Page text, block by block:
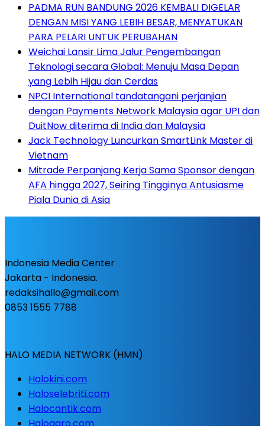
PADMA RUN BANDUNG 2026 KEMBALI DIGELAR
DENGAN MISI YANG LEBIH BESAR, MENYATUKAN
PARA PELARI UNTUK PERUBAHAN
Weichai Lansir Lima Jalur Pengembangan
Teknologi secara Global: Menuju Masa Depan
yang Lebih Hijau dan Cerdas
NPCI International tandatangani perjanjian
dengan Payments Network Malaysia agar UPI dan
DuitNow diterima di India dan Malaysia
Jack Technology Luncurkan SmartLink Master di
Vietnam
Mitrade Perpanjang Kerja Sama Sponsor dengan
AFA hingga 2027, Seiring Tingginya Antusiasme
Piala Dunia di Asia
Indonesia Media Center
Jakarta - Indonesia.
redaksihallo@gmail.com
0853 1555 7788
HALO MEDIA NETWORK (HMN)
Halokini.com
Haloselebriti.com
Halocantik.com
Haloagro.com